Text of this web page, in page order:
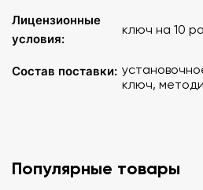
Лицензионные
условия:
ключ на 10
Состав поставки:
ключ,
Популярные товары